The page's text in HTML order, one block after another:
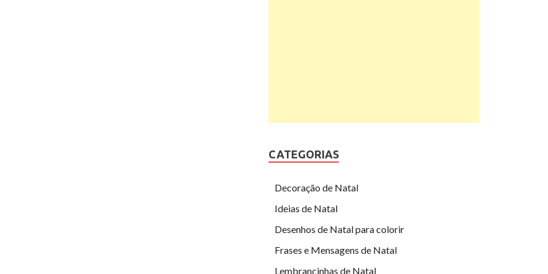
CATEGORIAS
Decoração de Natal
Ideias de Natal
Desenhos de Natal para colorir
Frases e Mensagens de Natal
Lembrancinhas de Natal